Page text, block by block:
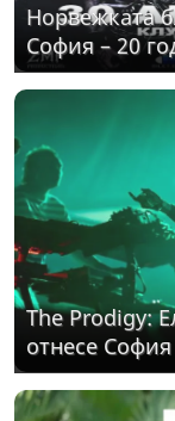
Норвежката
София – 20
The Prodigy:
отнесе